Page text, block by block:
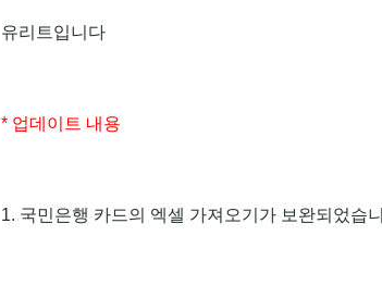
유리트입니다
* 업데이트 내용
1. 국민은행 카드의 엑셀 가져오기가 보완되었습